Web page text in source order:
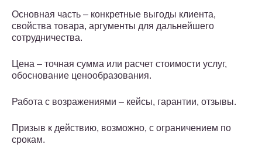
Основная часть – конкретные выгоды клиента,
свойства товара, аргументы для дальнейшего
сотрудничества.
Цена – точная сумма или расчет стоимости услуг,
обоснование ценообразования.
Работа с возражениями – кейсы, гарантии, отзывы.
Призыв к действию, возможно, с ограничением по
срокам.